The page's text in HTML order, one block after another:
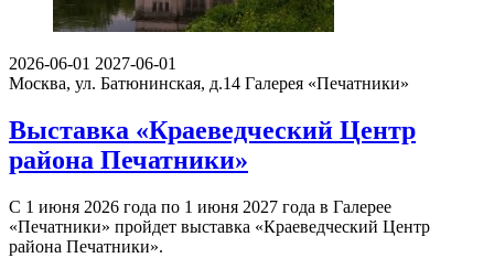
2026-06-01 2027-06-01
Москва, ул. Батюнинская, д.14 Галерея «Печатники»
Выставка «Краеведческий Центр
района Печатники»
С 1 июня 2026 года по 1 июня 2027 года в Галерее
«Печатники» пройдет выставка «Краеведческий Центр
района Печатники».